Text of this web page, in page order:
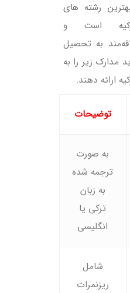
رشته های
است و
به تحصیل
مدارک زیر را به
ارائه دهند.
توضیحات
به صورت
ترجمه شده
به زبان
ترکی یا
انگلیسی
شامل
ریزنمرات